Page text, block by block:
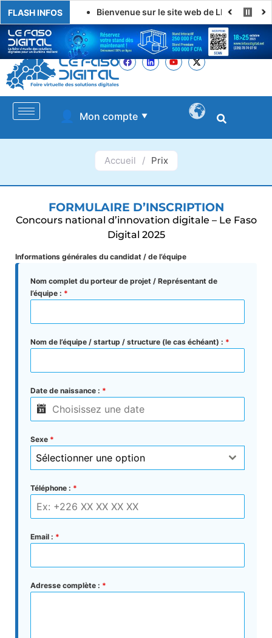
FLASH INFOS Bienvenue sur le site web de LE FASO DIGITAL
👤 Mon compte ▼
Accueil / Prix
FORMULAIRE D’INSCRIPTION
Concours national d’innovation digitale – Le Faso
Digital 2025
Informations générales du candidat / de l’équipe
Nom complet du porteur de projet / Représentant de
l’équipe : *
Nom de l’équipe / startup / structure (le cas échéant) : *
Date de naissance : *
Sexe *
Sélectionner une option
Téléphone : *
Email : *
Adresse complète : *